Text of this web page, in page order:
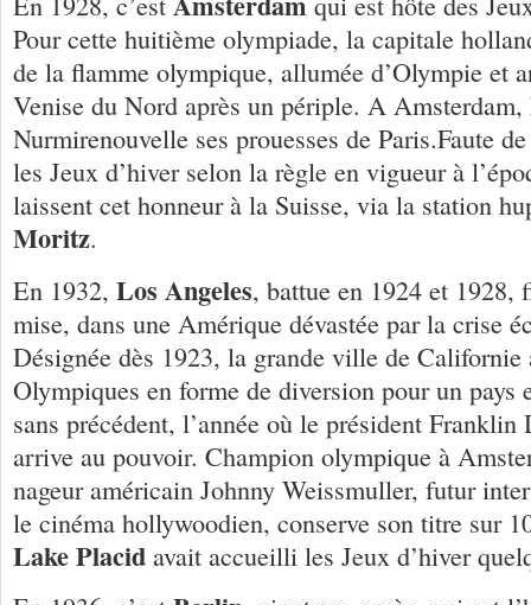
Pour cette huitième olympiade, la capitale
de la flamme olympique, allumée d’Olympie et
Venise du Nord après un périple. A Amsterdam,
Nurmirenouvelle ses prouesses de Paris.Faute
les Jeux d’hiver selon la règle en vigueur à
laissent cet honneur à la Suisse, via la station
Moritz.
En 1932, Los Angeles, battue en 1924 et 1928,
mise, dans une Amérique dévastée par la crise
Désignée dès 1923, la grande ville de Californie
Olympiques en forme de diversion pour un pays
sans précédent, l’année où le président Franklin
arrive au pouvoir. Champion olympique à
nageur américain Johnny Weissmuller, futur
le cinéma hollywoodien, conserve son titre sur
Lake Placid avait accueilli les Jeux d’hiver